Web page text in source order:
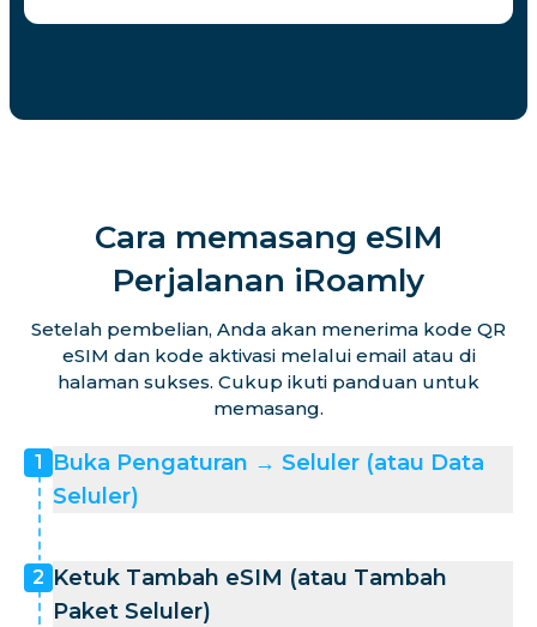
Cara memasang eSIM
Perjalanan iRoamly
Setelah pembelian, Anda akan menerima kode QR
eSIM dan kode aktivasi melalui email atau di
halaman sukses. Cukup ikuti panduan untuk
memasang.
1
Buka Pengaturan → Seluler (atau Data
Seluler)
2 Ketuk Tambah eSIM (atau Tambah
Paket Seluler)